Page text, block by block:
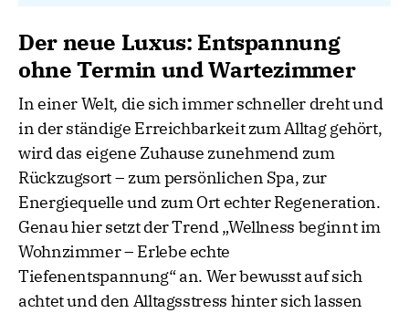
Der neue Luxus: Entspannung
ohne Termin und Wartezimmer
In einer Welt, die sich immer schneller dreht und
in der ständige Erreichbarkeit zum Alltag gehört,
wird das eigene Zuhause zunehmend zum
Rückzugsort – zum persönlichen Spa, zur
Energiequelle und zum Ort echter Regeneration.
Genau hier setzt der Trend „Wellness beginnt im
Wohnzimmer – Erlebe echte
Tiefenentspannung“ an. Wer bewusst auf sich
achtet und den Alltagsstress hinter sich lassen